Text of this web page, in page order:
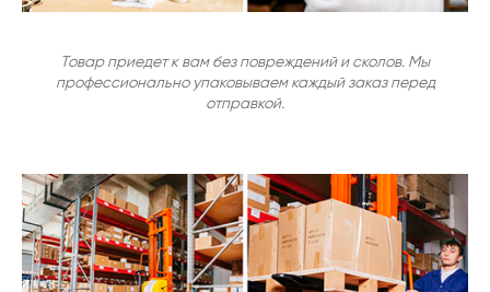
Товар приедет к вам без повреждений и сколов. Мы
профессионально упаковываем каждый заказ перед
отправкой.